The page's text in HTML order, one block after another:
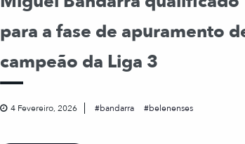
para a fase de apuramento
campeão da Liga 3
4 Fevereiro, 2026 bandarra belenenses